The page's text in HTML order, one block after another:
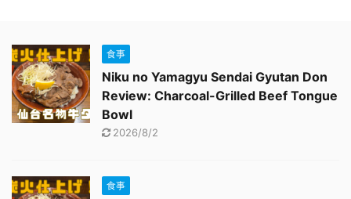
食事
Niku no Yamagyu Sendai Gyutan Don
Review: Charcoal-Grilled Beef Tongue
Bowl
2026/8/2
食事